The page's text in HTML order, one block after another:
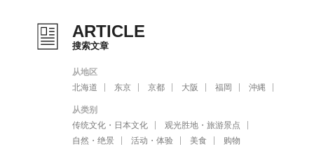
ARTICLE
搜索文章
从地区
北海道
东京 京都 大阪 福岡 沖縄
从类别
传统文化・日本文化
观光胜地・旅游景点
自然・绝景
活动・体验 美食 购物